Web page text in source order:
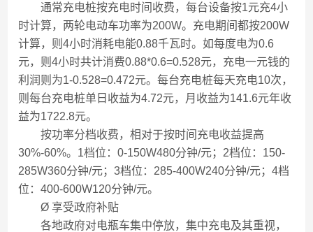
通常充电桩按充电时间收费，每台设备按1元充4小
时计算，两轮电动车功率为200W。充电期间都按200W
计算，则4小时消耗电能0.88千瓦时。如每度电为0.6
元，则4小时共计消费0.88*0.6=0.528元，充电一元钱的
利润则为1-0.528=0.472元。每台充电桩每天充电10次，
则每台充电桩单日收益为4.72元，月收益为141.6元年收
益为1722.8元。
按功率分档收费，相对于按时间充电收益提高
30%-60%。1档位：0-150W480分钟/元；2档位：150-
285W360分钟/元；3档位：285-400W240分钟/元；4档
位：400-600W120分钟/元。
Ø 享受政府补贴
各地政府对电瓶车集中停放，集中充电及其重视，